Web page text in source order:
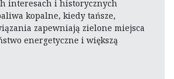
interesach i historycznych
kopalne, kiedy tańsze,
zapewniają zielone miejsca
energetyczne i większą